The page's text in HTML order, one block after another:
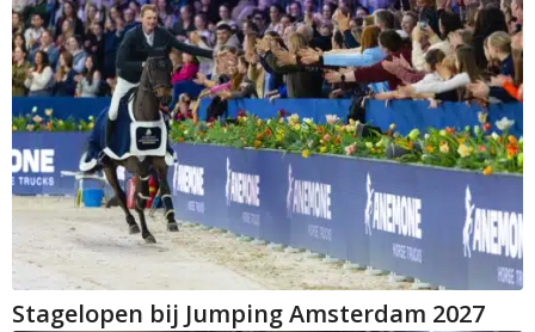
Stagelopen bij Jumping Amsterdam 2027